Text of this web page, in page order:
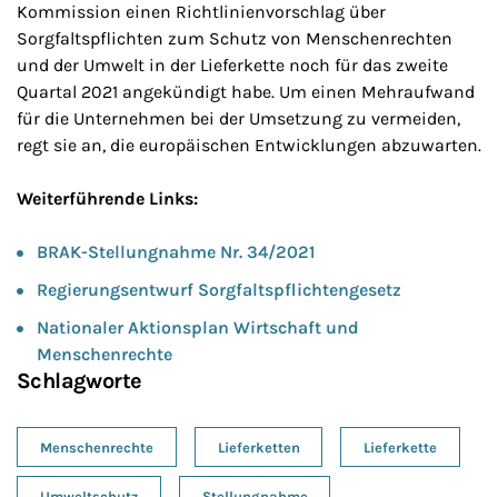
Kommission einen Richtlinienvorschlag über
Sorgfaltspflichten zum Schutz von Menschenrechten
und der Umwelt in der Lieferkette noch für das zweite
Quartal 2021 angekündigt habe. Um einen Mehraufwand
für die Unternehmen bei der Umsetzung zu vermeiden,
regt sie an, die europäischen Entwicklungen abzuwarten.
Weiterführende Links:
BRAK-Stellungnahme Nr. 34/2021
Regierungsentwurf Sorgfaltspflichtengesetz
Nationaler Aktionsplan Wirtschaft und
Menschenrechte
Schlagworte
Menschenrechte Lieferketten Lieferkette